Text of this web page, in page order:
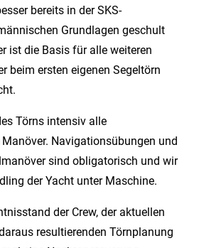
bereits in der SKS-
Grundlagen geschult
ist die Basis für alle weiteren
beim ersten eigenen Segeltörn
Törns intensiv alle
Navigationsübungen und
sind obligatorisch und wir
der Yacht unter Maschine.
der Crew, der aktuellen
resultierenden Törnplanung